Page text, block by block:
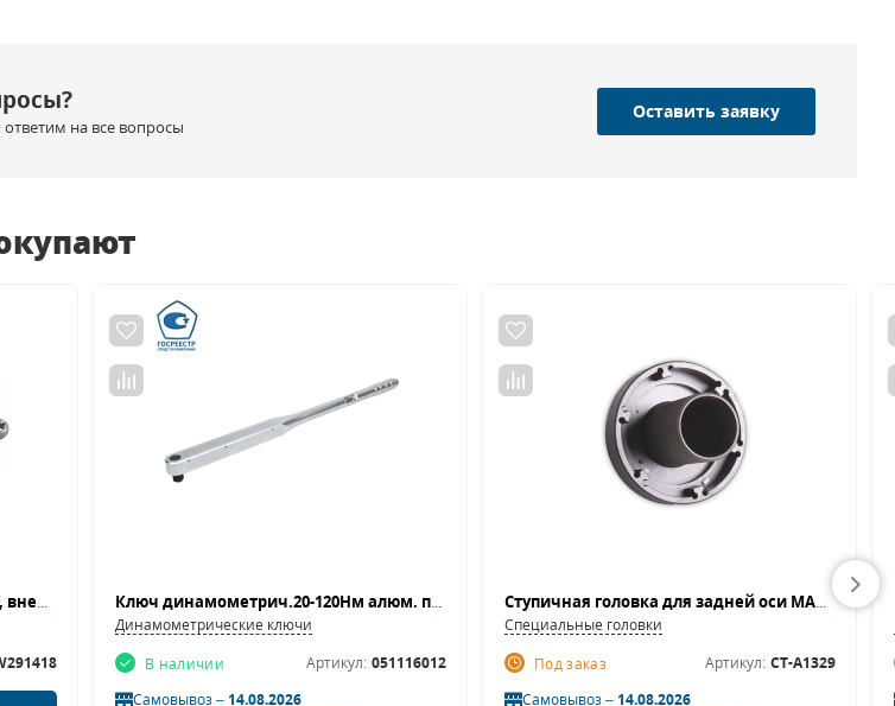
на все вопросы
Оставить заявку
Ключ гаечный накидной W291418, внешний TORX®, E14хE18 Ключ динамометрич.20-120Нм алюм. предел.NORGAU NTWA33-120
Динамометрические ключи
В наличии
Артикул: 051116012
Самовывоз –14.08.2026
Ступичная головка для задней оси MAN TGA Car-Tool CT-A1329
Специальные головки
Под заказ
Артикул: CT-A1329
Самовывоз –14.08.2026